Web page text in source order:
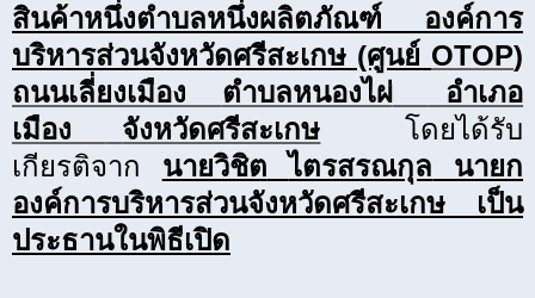
สินค้าหนึ่งตำบลหนึ่งผลิตภัณฑ์ องค์การ
บริหารส่วนจังหวัดศรีสะเกษ (ศูนย์ OTOP)
ถนนเลี่ยงเมือง
ตำบลหนองไผ่
อำเภอ
เมือง
จังหวัดศรีสะเกษ
โดยได้รับ
เกียรติจาก
นายวิชิต ไตรสรณกุล
นายก
องค์การบริหารส่วนจังหวัดศรีสะเกษ เป็น
ประธานในพิธีเปิด